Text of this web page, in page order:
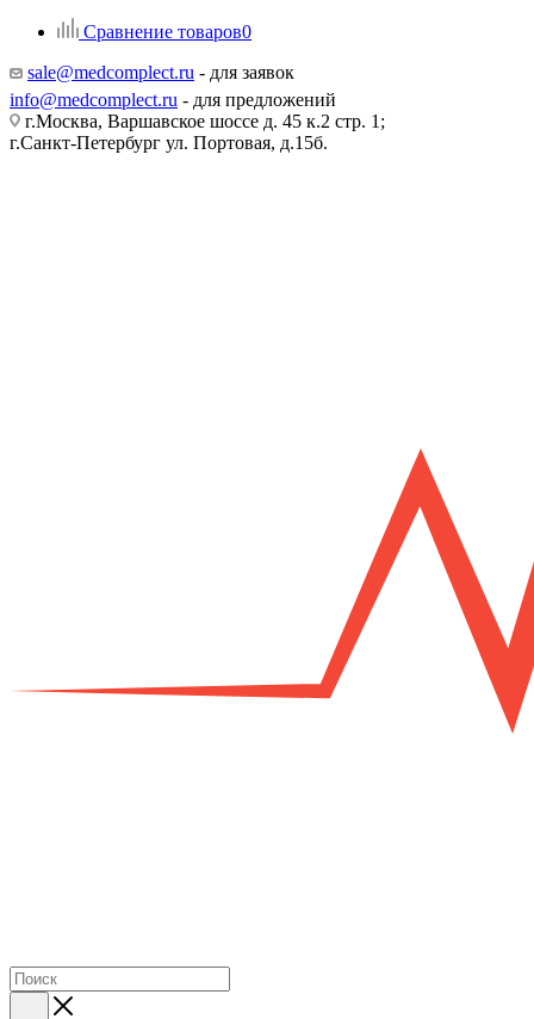
Сравнение товаров0
sale@medcomplect.ru - для заявок
info@medcomplect.ru - для предложений
г.Москва, Варшавское шоссе д. 45 к.2 стр. 1;
г.Санкт-Петербург ул. Портовая, д.15б.